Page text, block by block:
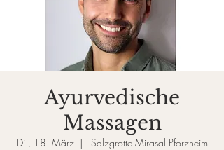
Ayurvedische
Massagen
Di., 18. März
  |
Salzgrotte Mirasal Pforzheim